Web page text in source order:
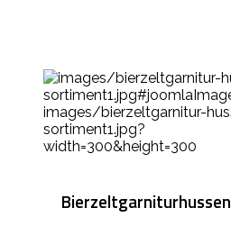
Bierzeltgarniturhussen